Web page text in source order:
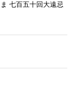
七百五十回大遠忌